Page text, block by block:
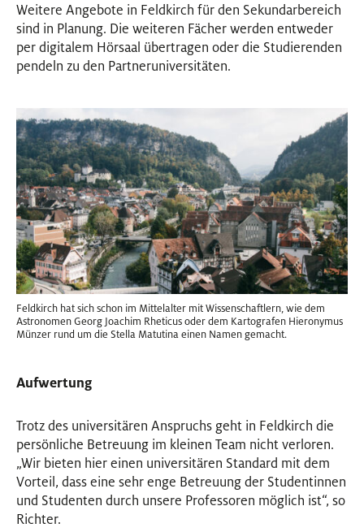
Weitere Angebote in Feldkirch für den Sekundarbereich
sind in Planung. Die weiteren Fächer werden entweder
per digitalem Hörsaal übertragen oder die Studierenden
pendeln zu den Partneruniversitäten.
Feldkirch hat sich schon im Mittelalter mit Wissenschaftlern, wie dem
Astronomen Georg Joachim Rheticus oder dem Kartografen Hieronymus
Münzer rund um die Stella Matutina einen Namen gemacht.
Aufwertung
Trotz des universitären Anspruchs geht in Feldkirch die
persönliche Betreuung im kleinen Team nicht verloren.
„Wir bieten hier einen universitären Standard mit dem
Vorteil, dass eine sehr enge Betreuung der Studentinnen
und Studenten durch unsere Professoren möglich ist“, so
Richter.